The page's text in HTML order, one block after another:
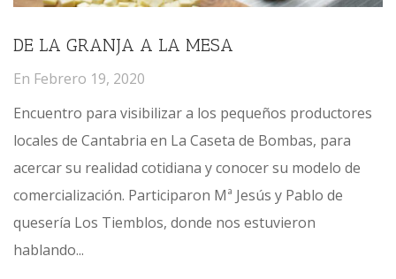
DE LA GRANJA A LA MESA
En Febrero 19, 2020
Encuentro para visibilizar a los pequeños productores
locales de Cantabria en La Caseta de Bombas, para
acercar su realidad cotidiana y conocer su modelo de
comercialización. Participaron Mª Jesús y Pablo de
quesería Los Tiemblos, donde nos estuvieron
hablando...